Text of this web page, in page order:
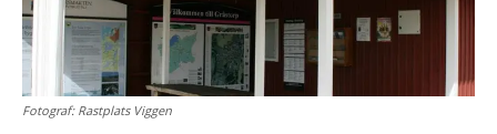
Fotograf: Rastplats Viggen